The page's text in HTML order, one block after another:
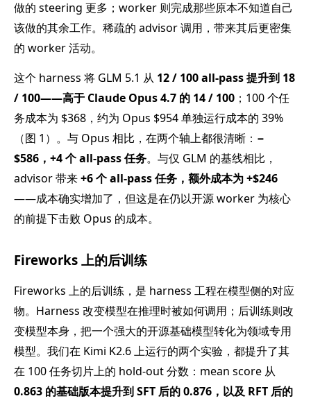
做的 steering 更多；worker 则完成那些原本不知道自己
该做的其余工作。稀疏的 advisor 调用，带来其后更密集
的 worker 活动。
这个 harness 将 GLM 5.1 从 12 / 100 all-pass 提升到 18
/ 100——高于 Claude Opus 4.7 的 14 / 100 ；100 个任
务成本为 $368，约为 Opus $954 单独运行成本的 39%
（图 1）。与 Opus 相比，在两个轴上都很清晰： −
$586，+4 个 all-pass 任务。与仅 GLM 的基线相比，
advisor 带来+6 个 all-pass 任务，额外成本为 +$246
——成本确实增加了，但这是在仍以开源 worker 为核心
的前提下击败 Opus 的成本。
Fireworks 上的后训练
Fireworks 上的后训练，是 harness 工程在模型侧的对应
物。Harness 改变模型在推理时被如何调用；后训练则改
变模型本身，把一个强大的开源基础模型转化为领域专用
模型。我们在 Kimi K2.6 上运行的两个实验，都提升了其
在 100 任务切片上的 hold-out 分数：mean score 从
0.863 的基础版本提升到 SFT 后的 0.876，以及 RFT 后的